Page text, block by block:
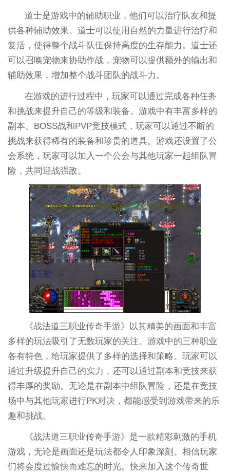
道士是游戏中的辅助职业，他们可以治疗队友和提
供各种辅助效果。道士可以使用自然的力量进行治疗和
复活，使得整个战斗队伍保持高度的生存能力。道士还
可以召唤宠物来协助作战，宠物可以提供额外的输出和
辅助效果，增加整个战斗团队的战斗力。
在游戏的进行过程中，玩家可以通过完成各种任务
和挑战来提升自己的等级和装备。游戏中有丰富多样的
副本、BOSS战和PVP竞技模式，玩家可以通过不断的
挑战来获得稀有的装备和珍贵的道具。游戏还设置了公
会系统，玩家可以加入一个公会与其他玩家一起组队冒
险，共同迎战强敌。
《战法道三职业传奇手游》以其精美的画面和丰富
多样的玩法吸引了无数玩家的关注。游戏中的三种职业
各有特色，给玩家提供了多样的选择和策略。玩家可以
通过升级提升自己的实力，还可以通过副本和竞技来获
得丰厚的奖励。无论是在副本中组队冒险，还是在竞技
场中与其他玩家进行PK对决，都能感受到游戏带来的乐
趣和挑战。
《战法道三职业传奇手游》是一款精彩刺激的手机
游戏，无论是画面还是玩法都令人印象深刻。相信玩家
们将会度过愉快而难忘的时光。快来加入这个传奇世